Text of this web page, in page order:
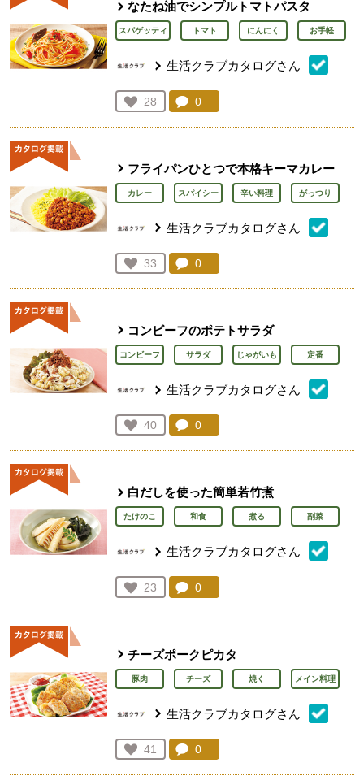
なたね油でシンプルトマトパスタ
スパゲッティ トマト にんにく お手軽
生活クラブカタログさん
お気に入り登録：
28
人が登録
コメント：
0
フライパンひとつで本格キーマカレー
カレー スパイシー 辛い料理 がっつり
生活クラブカタログさん
お気に入り登録：
33
人が登録
コメント：
0
コンビーフのポテトサラダ
コンビーフ サラダ じゃがいも 定番
生活クラブカタログさん
お気に入り登録：
40
人が登録
コメント：
0
白だしを使った簡単若竹煮
たけのこ 和食 煮る 副菜
生活クラブカタログさん
お気に入り登録：
23
人が登録
コメント：
0
チーズポークピカタ
豚肉 チーズ 焼く メイン料理
生活クラブカタログさん
お気に入り登録：
41
人が登録
コメント：
0